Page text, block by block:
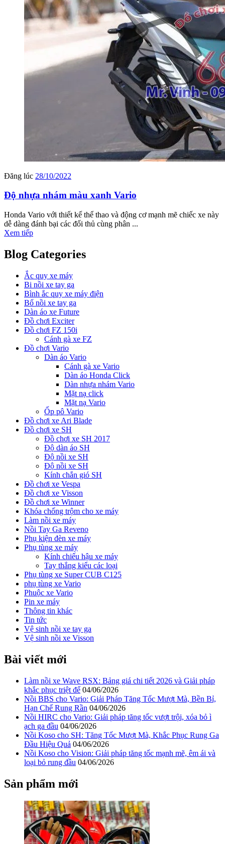
Đăng lúc 28/10/2022
Độ nhựa nhám màu xanh Vario
Honda Vario với thiết kế thể thao và động cơ mạnh mẽ chiếc xe này
dễ dàng đánh bại các đối thủ cùng phân ...
Xem tiếp
Blog Categories
Ắc quy xe máy
Bi nồi xe tay ga
Bình ắc quy xe máy điện
Bố nồi xe tay ga
Dàn áo xe Future
Đồ chơi Exciter
Đồ chơi FZ 150i
Cánh gà xe FZ
Đồ chơi Vario
Dàn áo Vario
Cánh gà xe Vario
Dàn áo Honda Click
Dàn nhựa nhám Vario
Mặt nạ click
Mặt nạ Vario
Ốp pô Vario
Đồ chơi xe Ari Blade
Đồ chơi xe SH
Đồ chơi xe SH 2017
Độ dàn áo SH
Độ nồi xe SH
Độ nồi xe SH
Kính chắn gió SH
Đồ chơi xe Vespa
Đồ chơi xe Visson
Đồ chơi xe Winner
Khóa chống trộm cho xe máy
Làm nồi xe máy
Nồi Tay Ga Reveno
Phụ kiện đèn xe máy
Phụ tùng xe máy
Kính chiếu hậu xe máy
Tay thắng kiểu các loại
Phụ tùng xe Super CUB C125
phụ tùng xe Vario
Phuộc xe Vario
Pin xe máy
Thông tin khác
Tin tức
Vệ sinh nồi xe tay ga
Vệ sinh nồi xe Visson
Bài viết mới
Làm nồi xe Wave RSX: Bảng giá chi tiết 2026 và Giải pháp
khắc phục triệt để 04/06/2026
Nồi BBS cho Vario: Giải Pháp Tăng Tốc Mượt Mà, Bền Bỉ,
Hạn Chế Rung Rần 04/06/2026
Nồi HIRC cho Vario: Giải pháp tăng tốc vượt trội, xóa bỏ ì
ạch ga đầu 04/06/2026
Nồi Koso cho SH: Tăng Tốc Mượt Mà, Khắc Phục Rung Ga
Đầu Hiệu Quả 04/06/2026
Nồi Koso cho Vision: Giải pháp tăng tốc mạnh mẽ, êm ái và
loại bỏ rung đầu 04/06/2026
Sản phẩm mới